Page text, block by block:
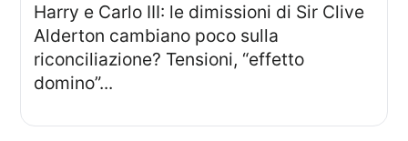
Harry e Carlo III: le dimissioni di Sir Clive
Alderton cambiano poco sulla
riconciliazione? Tensioni, “effetto
domino”...